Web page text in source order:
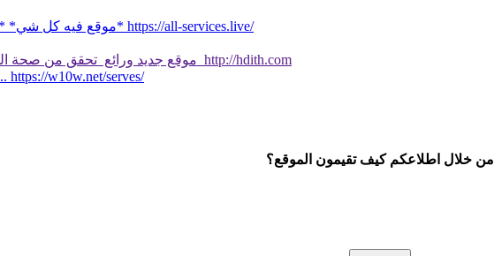
*موقع فيه كل شي* *مايخطر ومالايخطر على بالك* https://all-services.live/
موقع جديد ورائع تحقق من صحة الحديث النبوي الشريف بسهولة http://hdith.com
الخدمات الإلكترونيه السعوديه .. https://w10w.net/serves/
من خلال اطلاعكم كيف تقيمون الموقع؟